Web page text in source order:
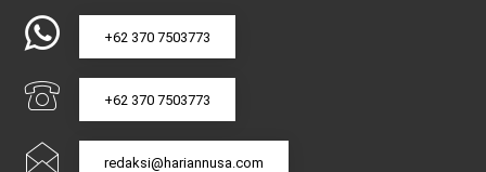
+62 370 7503773
+62 370 7503773
redaksi@hariannusa.com